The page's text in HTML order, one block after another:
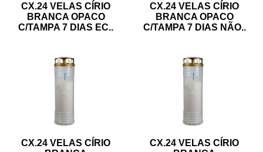
CX.24 VELAS CÍRIO
BRANCA OPACO
C/TAMPA 7 DIAS EC..
CX.24 VELAS CÍRIO
BRANCA OPACO
C/TAMPA 7 DIAS NÃO..
CX.24 VELAS CÍRIO
CX.24 VELAS CÍRIO